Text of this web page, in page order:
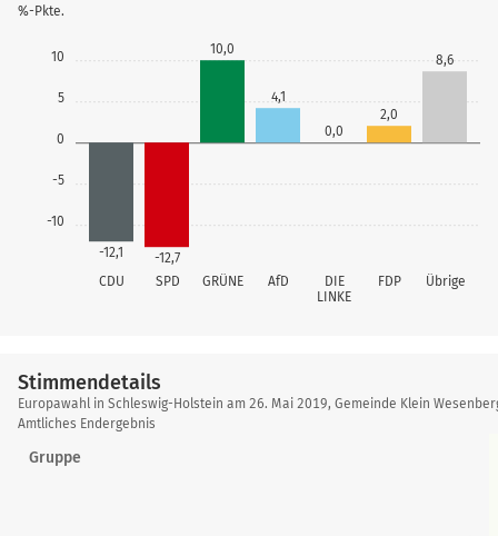
-10
-5
0
5
10
%-Pkte.
CDU SPD GRÜNE AfD
DIE
LINKE
FDP Übrige
-12,1 -12,7
10,0
4,1
0,0
2,0
8,6
Stimmendetails
Stimmendetails
Europawahl in Schleswig-Holstein am 26. Mai 2019, Gemeinde Klein
Amtliches Endergebnis
Gruppe